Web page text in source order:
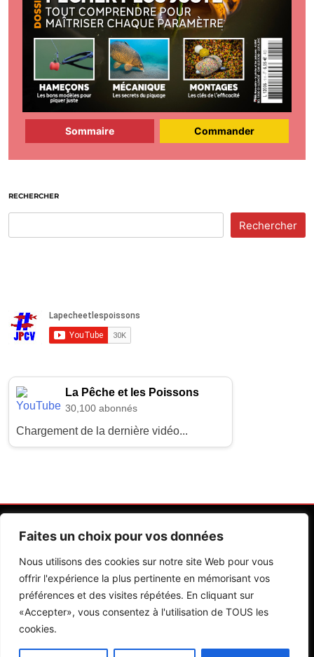
Faites un choix pour vos données
Nous utilisons des cookies sur notre site Web pour vous
offrir l'expérience la plus pertinente en mémorisant vos
préférences et des visites répétées. En cliquant sur
«Accepter», vous consentez à l'utilisation de TOUS les
cookies.
Sommaire Commander
RECHERCHER
Rechercher
La Pêche et les Poissons
30,100 abonnés
Chargement de la dernière vidéo...
Contactez Nos Rédactions Mentions Légales